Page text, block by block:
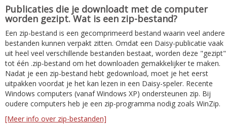
Publicaties die je downloadt met de computer
worden gezipt. Wat is een zip-bestand?
Een zip-bestand is een gecomprimeerd bestand waarin veel andere
bestanden kunnen verpakt zitten. Omdat een Daisy-publicatie vaak
uit heel veel verschillende bestanden bestaat, worden deze "gezipt"
tot één .zip-bestand om het downloaden gemakkelijker te maken.
Nadat je een zip-bestand hebt gedownload, moet je het eerst
uitpakken voordat je het kan lezen in een Daisy-speler. Recente
Windows computers (vanaf Windows XP) ondersteunen zip. Bij
oudere computers heb je een zip-programma nodig zoals WinZip.
[Meer info over zip-bestanden]